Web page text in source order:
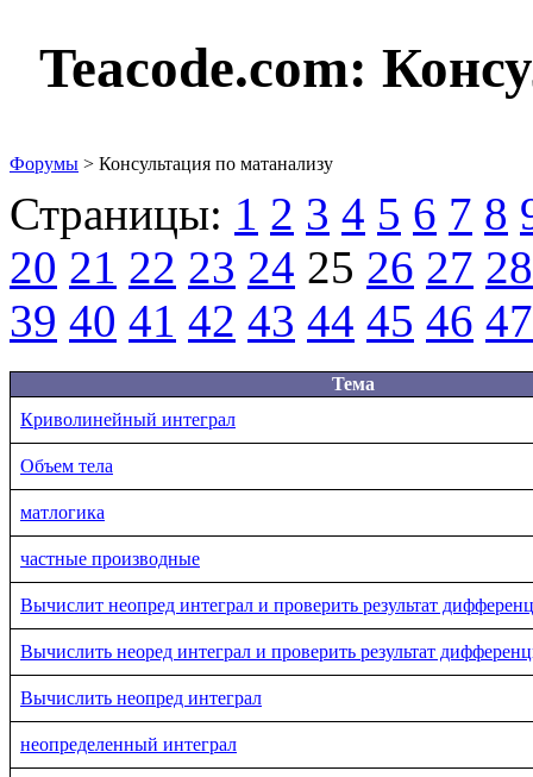
Teacode.com:
Форумы > Консультация по матанализу
Страницы: 1 2 3 4 5 6 7 8
20 21 22 23 24 25 26 27 28
39 40 41 42 43 44 45 46 47
Тема
Криволинейный интеграл
Объем тела
матлогика
частные производные
Вычислит неопред интеграл и проверить результат
Вычислить неоред интеграл и проверить результат
Вычислить неопред интеграл
неопределенный интеграл